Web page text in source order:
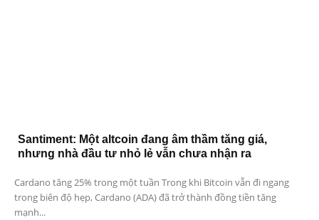
Santiment: Một altcoin đang âm thầm tăng giá,
nhưng nhà đầu tư nhỏ lẻ vẫn chưa nhận ra
Cardano tăng 25% trong một tuần Trong khi Bitcoin vẫn đi ngang
trong biên độ hẹp, Cardano (ADA) đã trở thành đồng tiền tăng
mạnh...